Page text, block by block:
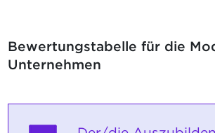
Bewertungstabelle für die
Unternehmen